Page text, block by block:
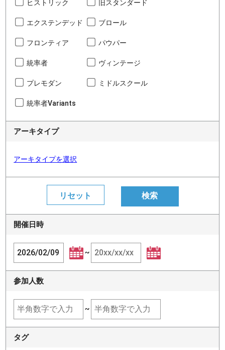
ヒストリック 旧スタンダード
エクステンデッド ブロール
フロンティア パウパー
統率者 ヴィンテージ
プレモダン ミドルスクール
統率者Variants
アーキタイプ
アーキタイプを選択
開催日時
~
参加人数
~
タグ